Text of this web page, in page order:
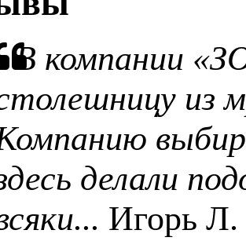
В компании
из
делали
Игорь Л.